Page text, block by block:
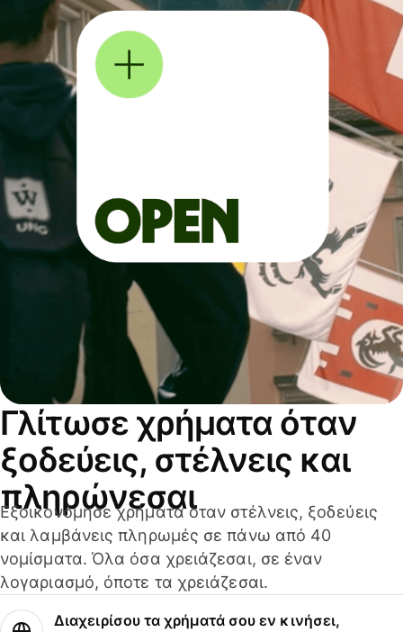
Γλίτωσε χρήματα όταν
ξοδεύεις, στέλνεις και
πληρώνεσαι
Εξοικονόμησε χρήματα όταν στέλνεις, ξοδεύεις
και λαμβάνεις πληρωμές σε πάνω από 40
νομίσματα. Όλα όσα χρειάζεσαι, σε έναν
λογαριασμό, όποτε τα χρειάζεσαι.
Διαχειρίσου τα χρήματά σου εν κινήσει,